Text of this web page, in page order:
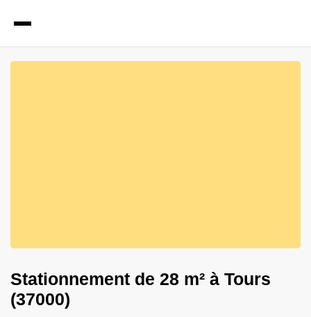
Stationnement de 28 m² à Tours
(37000)